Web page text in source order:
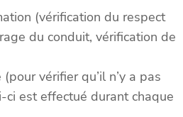
(vérification du respect
du conduit, vérification de
vérifier qu’il n’y a pas
ci est effectué durant chaque